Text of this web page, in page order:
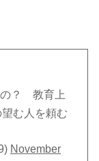
の？ 教育上
む人を頼む
November